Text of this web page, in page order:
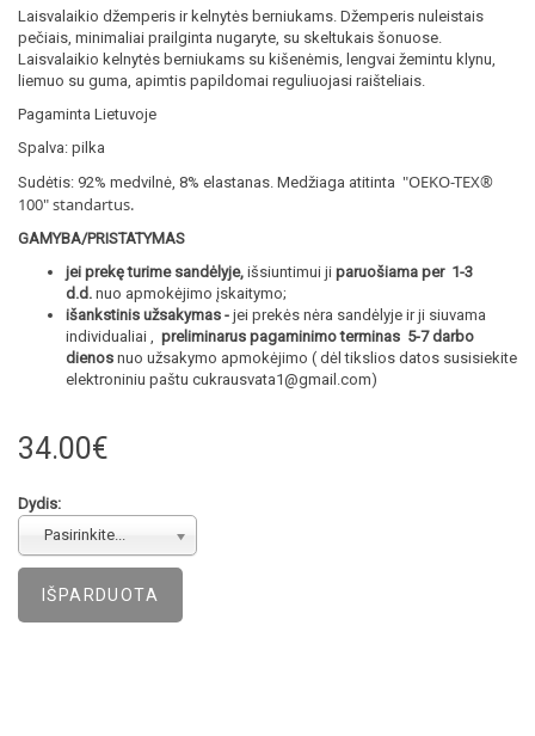
Laisvalaikio džemperis ir kelnytės berniukams. Džemperis nuleistais
pečiais, minimaliai prailginta nugaryte, su skeltukais šonuose.
Laisvalaikio kelnytės berniukams su kišenėmis, lengvai žemintu klynu,
liemuo su guma, apimtis papildomai reguliuojasi raišteliais.
Pagaminta Lietuvoje
Spalva: pilka
Sudėtis: 92% medvilnė, 8% elastanas. Medžiaga atitinta "OEKO-TEX®
100" standartus.
GAMYBA/PRISTATYMAS
jei prekę turime sandėlyje, išsiuntimui ji paruošiama per 1-3
d.d. nuo apmokėjimo įskaitymo;
išankstinis užsakymas - jei prekės nėra sandėlyje ir ji siuvama
individualiai , preliminarus pagaminimo terminas 5-7 darbo
dienos nuo užsakymo apmokėjimo ( dėl tikslios datos susisiekite
elektroniniu paštu cukrausvata1@gmail.com)
34.00€
Dydis:
Pasirinkite...